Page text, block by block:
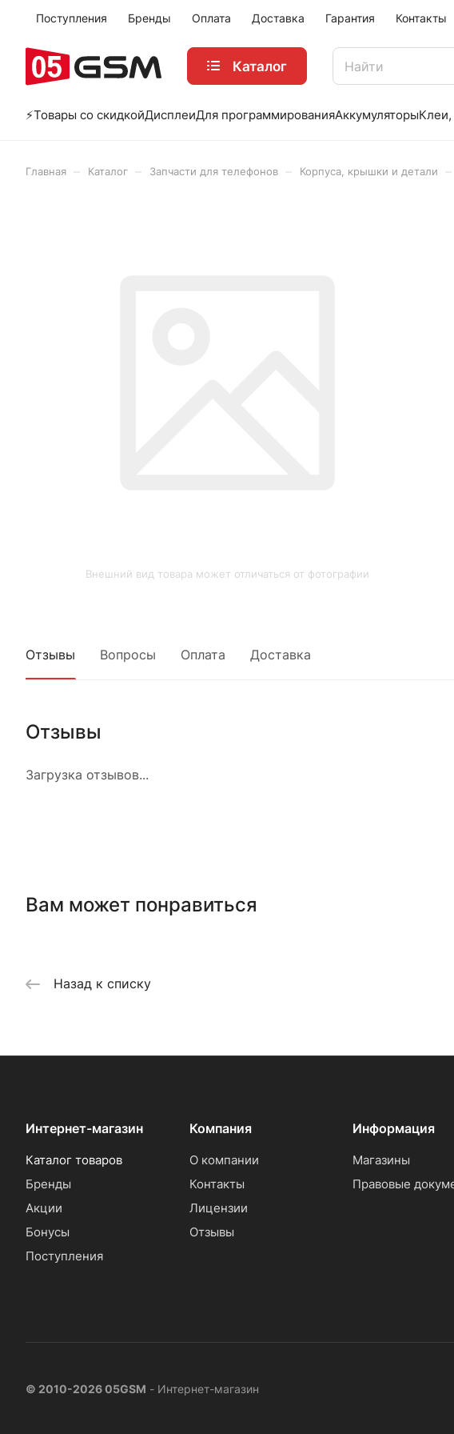
Поступления Бренды Оплата Доставка Гарантия Контакты
Каталог
⚡️Товары со скидкойДисплеиДля программированияАккумуляторыКлеи,
Главная Каталог Запчасти для телефонов Корпуса, крышки и детали
Внешний вид товара может отличаться от фотографии
Отзывы Вопросы Оплата Доставка
Отзывы
Загрузка отзывов...
Вам может понравиться
Назад к списку
Интернет-магазин
Каталог товаров
Бренды
Акции
Бонусы
Поступления
Компания
О компании
Контакты
Лицензии
Отзывы
Информация
Магазины
Правовые
© 2010-2026 05GSM - Интернет-магазин